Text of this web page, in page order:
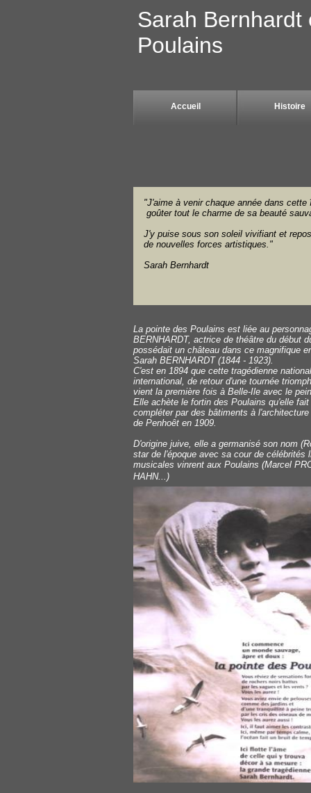
La pointe des Poulains est liée au
BERNHARDT, actrice de théâtre du début
possédait un château dans ce magnifique
Sarah BERNHARDT (1844 - 1923).
C'est en 1894 que cette tragédienne
international, de retour d'une tournée
vient la première fois à Belle-Ile avec le
Elle achète le fortin des Poulains qu'elle
compléter par des bâtiments à
de Penhoêt en 1909.
D'origine juive, elle a germanisé son nom
star de l'époque avec sa cour de célébrités
musicales vinrent aux Poulains (Marcel
HAHN...)
"J'aime à venir chaque année dans cette
goûter tout le charme de sa beauté
J'y puise sous son soleil vivifiant et
de nouvelles forces artistiques."
Sarah Bernhardt
Sarah Bernhardt
Poulains
Accueil Histoire